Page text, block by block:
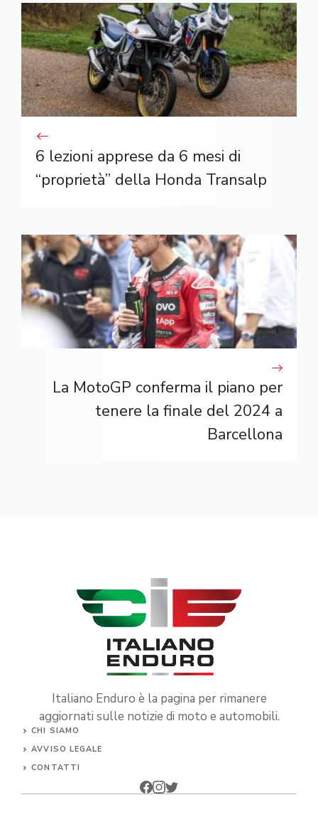
6 lezioni apprese da 6 mesi di
“proprietà” della Honda Transalp
La MotoGP conferma il piano per
tenere la finale del 2024 a
Barcellona
Italiano Enduro è la pagina per rimanere
aggiornati sulle notizie di moto e automobili.
CHI SIAMO
AVVISO LEGALE
CONTATTI